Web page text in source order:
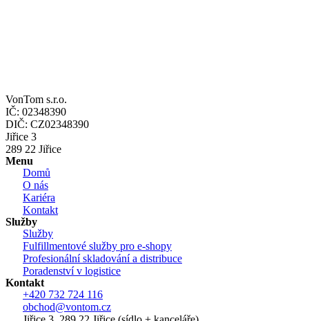
VonTom s.r.o.
IČ: 02348390
DIČ: CZ02348390
Jiřice 3
289 22 Jiřice
Menu
Domů
O nás
Kariéra
Kontakt
Služby
Služby
Fulfillmentové služby pro e-shopy
Profesionální skladování a distribuce
Poradenství v logistice
Kontakt
+420 732 724 116
obchod@vontom.cz